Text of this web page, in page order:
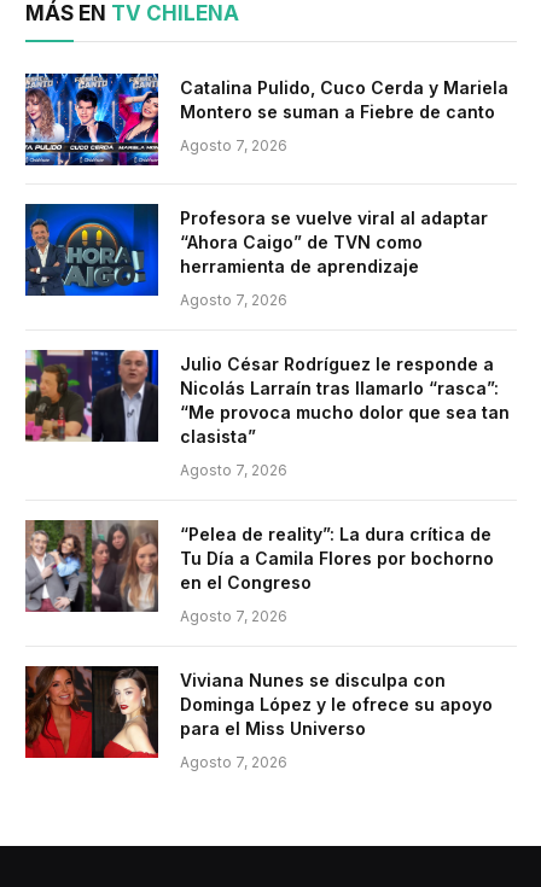
MÁS EN TV CHILENA
Catalina Pulido, Cuco Cerda y Mariela
Montero se suman a Fiebre de canto
Agosto 7, 2026
Profesora se vuelve viral al adaptar
“Ahora Caigo” de TVN como
herramienta de aprendizaje
Agosto 7, 2026
Julio César Rodríguez le responde a
Nicolás Larraín tras llamarlo “rasca”:
“Me provoca mucho dolor que sea tan
clasista”
Agosto 7, 2026
“Pelea de reality”: La dura crítica de
Tu Día a Camila Flores por bochorno
en el Congreso
Agosto 7, 2026
Viviana Nunes se disculpa con
Dominga López y le ofrece su apoyo
para el Miss Universo
Agosto 7, 2026